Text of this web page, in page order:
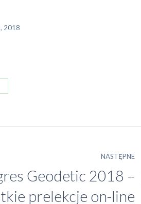
2018
NASTĘPNE
Geodetic 2018 –
prelekcje on-line